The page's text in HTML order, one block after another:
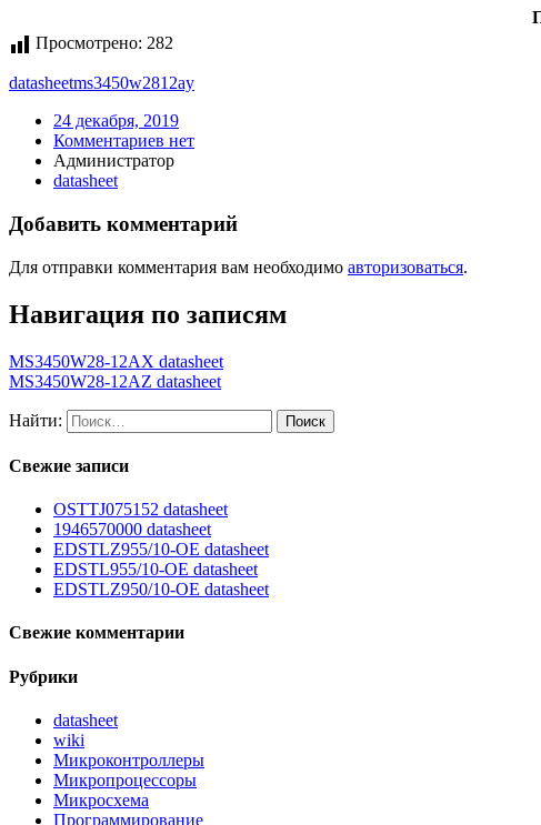
Просмотрено: 282
datasheetms3450w2812ay
24 декабря, 2019
Комментариев нет
Администратор
datasheet
Добавить комментарий
Для отправки комментария вам необходимо авторизоваться.
Навигация по записям
MS3450W28-12AX datasheet
MS3450W28-12AZ datasheet
Найти:
Свежие записи
OSTTJ075152 datasheet
1946570000 datasheet
EDSTLZ955/10-OE datasheet
EDSTL955/10-OE datasheet
EDSTLZ950/10-OE datasheet
Свежие комментарии
Рубрики
datasheet
wiki
Микроконтроллеры
Микропроцессоры
Микросхема
Программирование